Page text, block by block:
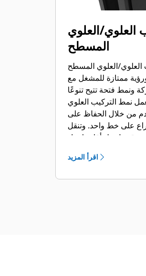
العلوي/العلوي
المسطح
العلوي/العلوي المسطح
ممتازة للمشغل مع
ونمط فتحة تتيح تنوعًا
للاستخدام. يعمل نمط التركيب العلوي
من خلال الحفاظ على
قوة القاطع وقوة الذراع على خط واحد. وتنقل
قوة ارتداد أقل وإجهاد
أقل على هياكل الماكينة. تتاح مجموعة كاملة
اقرأ المزيد